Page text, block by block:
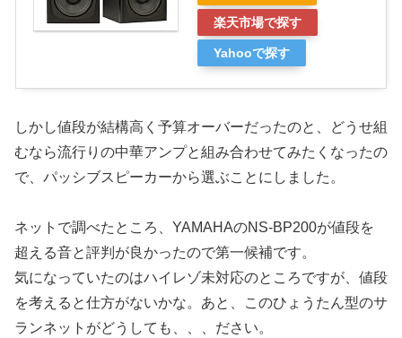
楽天市場で探す
Yahooで探す
しかし値段が結構高く予算オーバーだったのと、どうせ組
むなら流行りの中華アンプと組み合わせてみたくなったの
で、パッシブスピーカーから選ぶことにしました。
ネットで調べたところ、YAMAHAのNS-BP200が値段を
超える音と評判が良かったので第一候補です。
気になっていたのはハイレゾ未対応のところですが、値段
を考えると仕方がないかな。あと、このひょうたん型のサ
ランネットがどうしても、、、ださい。